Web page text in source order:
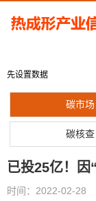
先设置数据
碳市场
碳核查
已投25亿！因
时间： 2022-02-28